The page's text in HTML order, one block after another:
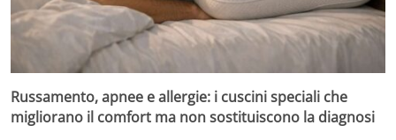
Russamento, apnee e allergie: i cuscini speciali che
migliorano il comfort ma non sostituiscono la diagnosi